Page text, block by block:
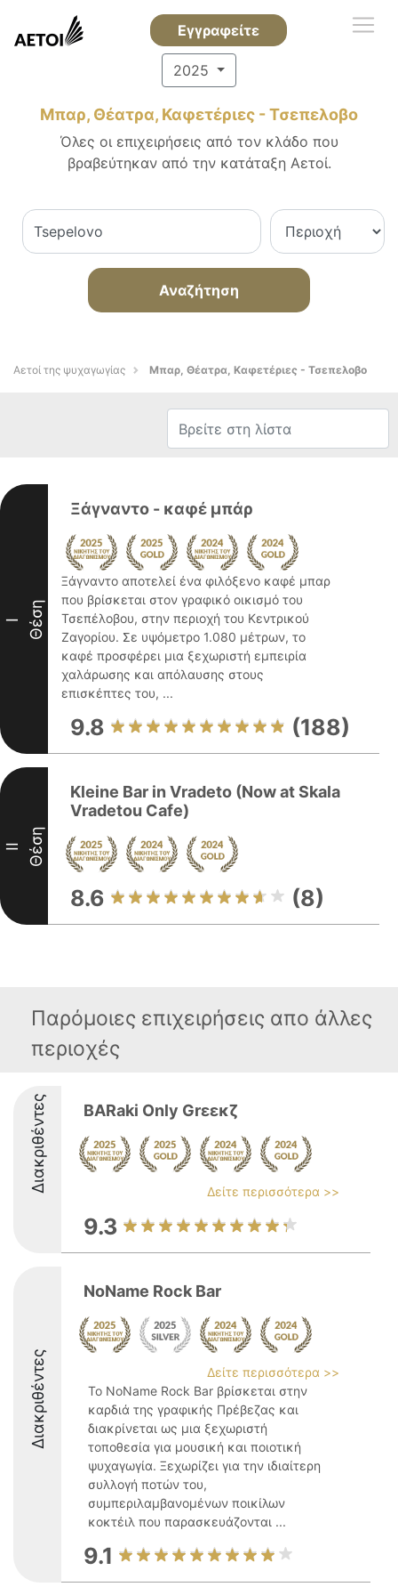
Εγγραφείτε
2025
Μπαρ, Θέατρα, Καφετέριες - Τσεπελοβο
Όλες οι επιχειρήσεις από τον κλάδο που
βραβεύτηκαν από την κατάταξη Αετοί.
Αναζήτηση
Αετοί της ψυχαγωγίας Μπαρ, Θέατρα, Καφετέριες - Τσεπελοβο
I Θέση
Ξάγναντο - καφέ μπάρ
Ξάγναντο αποτελεί ένα φιλόξενο καφέ μπαρ
που βρίσκεται στον γραφικό οικισμό του
Τσεπέλοβου, στην περιοχή του Κεντρικού
Ζαγορίου. Σε υψόμετρο 1.080 μέτρων, το
καφέ προσφέρει μια ξεχωριστή εμπειρία
χαλάρωσης και απόλαυσης στους
επισκέπτες του, ...
9.8 (188)
II Θέση
Kleine Bar in Vradeto (Now at Skala
Vradetou Cafe)
8.6 (8)
Παρόμοιες επιχειρήσεις απο άλλες
περιοχές
Διακριθέντες BARaki Only Grεεκζ
Δείτε περισσότερα >>
9.3
Διακριθέντες
NoName Rock Bar
Δείτε περισσότερα >>
Το NoName Rock Bar βρίσκεται στην
καρδιά της γραφικής Πρέβεζας και
διακρίνεται ως μια ξεχωριστή
τοποθεσία για μουσική και ποιοτική
ψυχαγωγία. Ξεχωρίζει για την ιδιαίτερη
συλλογή ποτών του,
συμπεριλαμβανομένων ποικίλων
κοκτέιλ που παρασκευάζονται ...
9.1